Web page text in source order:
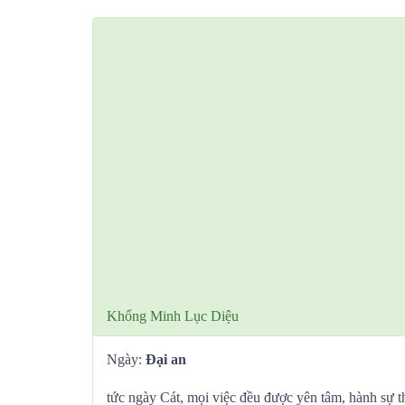
Khổng Minh Lục Diệu
Ngày: Đại an
tức ngày Cát, mọi việc đều được yên tâm, hành sự